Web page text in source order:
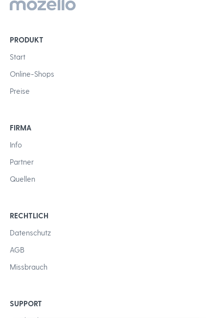
PRODUKT
Start
Online-Shops
Preise
FIRMA
Info
Partner
Quellen
RECHTLICH
Datenschutz
AGB
Missbrauch
SUPPORT